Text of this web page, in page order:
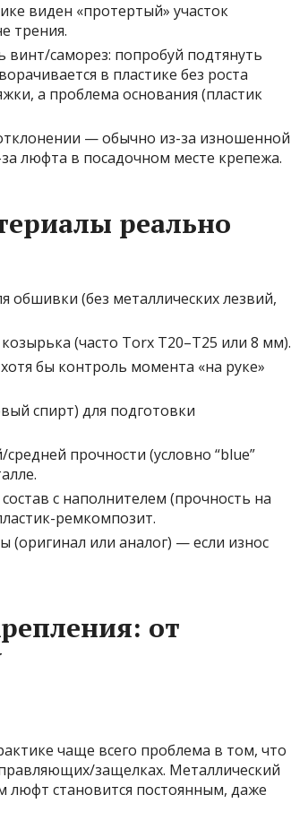
виден «протертый» участок
трения.
винт/саморез: попробуй подтянуть
в пластике без роста
а проблема основания (пластик
— обычно из-за изношенной
люфта в посадочном месте крепежа.
реально
обшивки (без металлических лезвий,
(часто Torx T20–T25 или 8 мм).
бы контроль момента «на руке»
спирт) для подготовки
прочности (условно “blue”
с наполнителем (прочность на
ремкомпозит.
или аналог) — если износ
от
чаще всего проблема в том, что
защелках. Металлический
люфт становится постоянным, даже